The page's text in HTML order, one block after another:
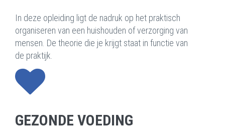
In deze opleiding ligt de nadruk op het praktisch
organiseren van een huishouden of verzorging van
mensen. De theorie die je krijgt staat in functie van
de praktijk.
GEZONDE VOEDING